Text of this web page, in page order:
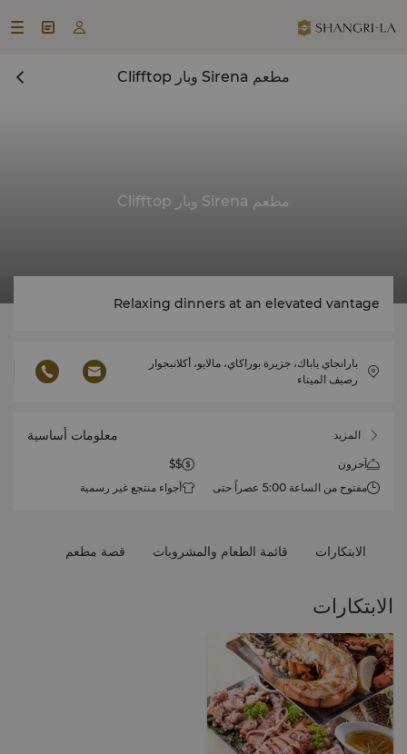



مطعم Sirena وبار Clifftop
مطعم Sirena وبار Clifftop
Relaxing dinners at an elevated vantage
بارانجاي ياباك، جزيرة بوراكاي، مالايو، أكلانبجوار
رصيف الميناء
معلومات أساسية المزيد
آحرون
$$
مفتوح من الساعة 5:00 عصراً حتى
أجواء منتجع غير رسمية
الابتكارات قائمة الطعام والمشروبات قصة مطعم
الابتكارات